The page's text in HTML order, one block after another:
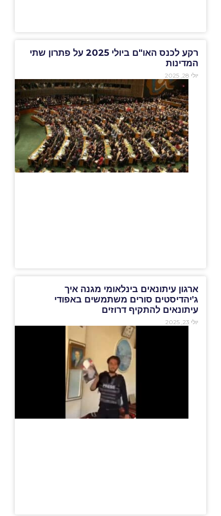
רקע לכנס האו"ם ביולי 2025 על פתרון שתי
המדינות
יולי 28, 2025
ארגון עיתונאים בינלאומי מגנה איך
ג'יהדיסטים סורים משתמשים באפודי
עיתונאים להתקיף דרוזים
יולי 23, 2025